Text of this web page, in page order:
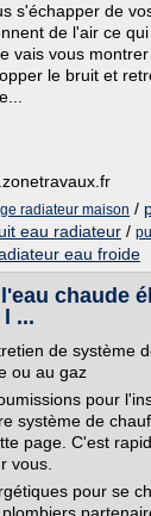
s'échapper de
de l'air ce
vais vous
le bruit et
radiateur maison /
eau radiateur /
eau froide
chaude
...
de système
ou au gaz
pour
système de
page. C'est
vous.
pour se